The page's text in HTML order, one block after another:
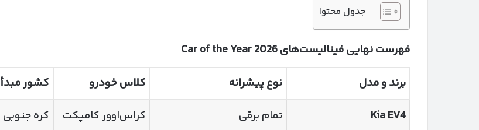
جدول محتوا
فهرست نهایی فینالیست‌های
برند و مدل
نوع پیشرانه کلاس خودرو
کشور مبدأ
Kia EV4
تمام برقی کراس‌اوور کامپکت
کره جنوبی